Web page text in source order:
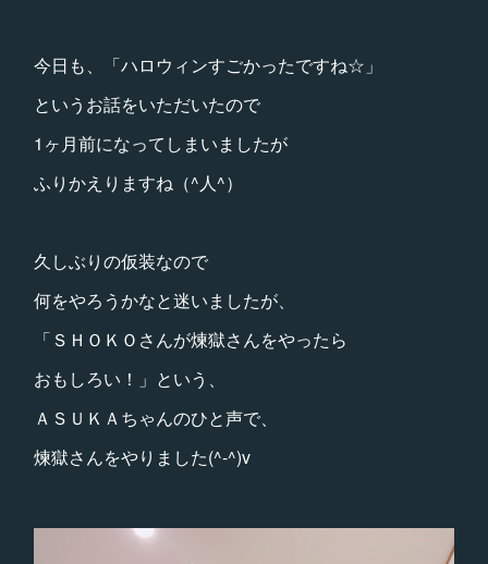
今日も、「ハロウィンすごかったですね☆」
というお話をいただいたので
1ヶ月前になってしまいましたが
ふりかえりますね（^人^）
久しぶりの仮装なので
何をやろうかなと迷いましたが、
「ＳＨＯＫＯさんが煉獄さんをやったら
おもしろい！」という、
ＡＳＵＫＡちゃんのひと声で、
煉獄さんをやりました(^-^)v